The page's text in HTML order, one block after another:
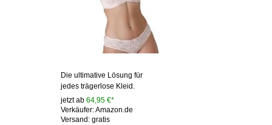
Die ultimative Lösung für
jedes trägerlose Kleid.
jetzt ab 64,95 €*
Verkäufer: Amazon.de
Versand: gratis